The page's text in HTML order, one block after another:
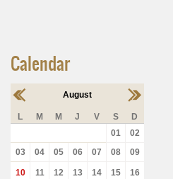
Calendar
August
L M M J V S
D
01
02
03
04 05 06 07 08 09
10 11 12 13 14 15 16